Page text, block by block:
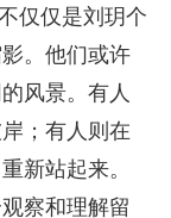
仅仅是刘玥个
。他们或许
风景。有人
；有人则在
新站起来。
察和理解留